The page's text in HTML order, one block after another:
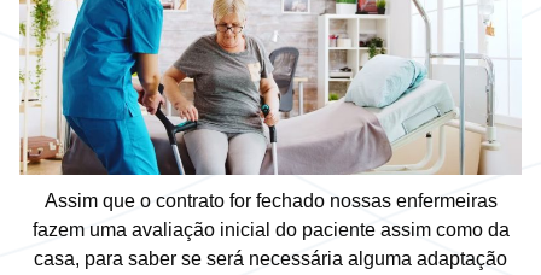
Assim que o contrato for fechado nossas enfermeiras
fazem uma avaliação inicial do paciente assim como da
casa, para saber se será necessária alguma adaptação